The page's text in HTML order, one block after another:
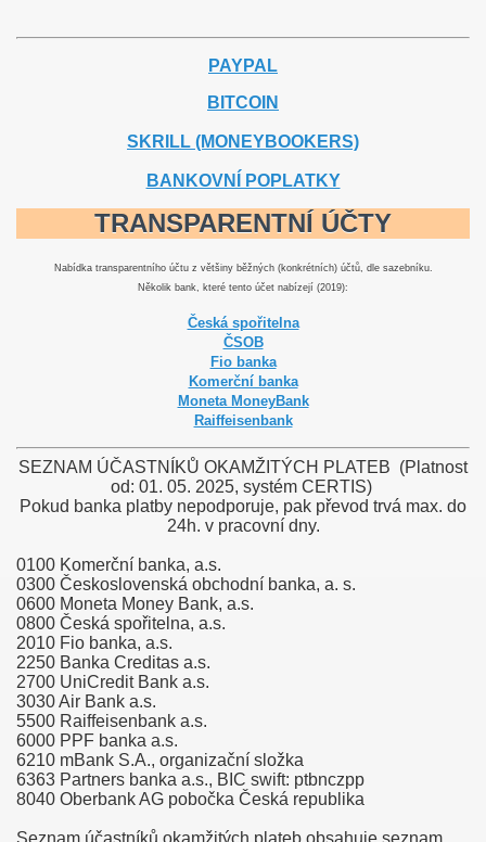
PAYPAL
BITCOIN
SKRILL (MONEYBOOKERS)
BANKOVNÍ POPLATKY
TRANSPARENTNÍ ÚČTY
Nabídka transparentního účtu z většiny běžných (konkrétních) účtů, dle sazebníku.
Několik bank, které tento účet nabízejí (2019):
Česká spořitelna
ČSOB
Fio banka
Komerční banka
Moneta MoneyBank
Raiffeisenbank
SEZNAM ÚČASTNÍKŮ OKAMŽITÝCH PLATEB (Platnost
od: 01. 05. 2025, systém CERTIS)
Pokud banka platby nepodporuje, pak převod trvá max. do
24h. v pracovní dny.
0100 Komerční banka, a.s.
0300 Československá obchodní banka, a. s.
0600 Moneta Money Bank, a.s.
0800 Česká spořitelna, a.s.
2010 Fio banka, a.s.
2250 Banka Creditas a.s.
2700 UniCredit Bank a.s.
3030 Air Bank a.s.
5500 Raiffeisenbank a.s.
6000 PPF banka a.s.
6210 mBank S.A., organizační složka
6363 Partners banka a.s., BIC swift: ptbnczpp
8040 Oberbank AG pobočka Česká republika
Seznam účastníků okamžitých plateb obsahuje seznam